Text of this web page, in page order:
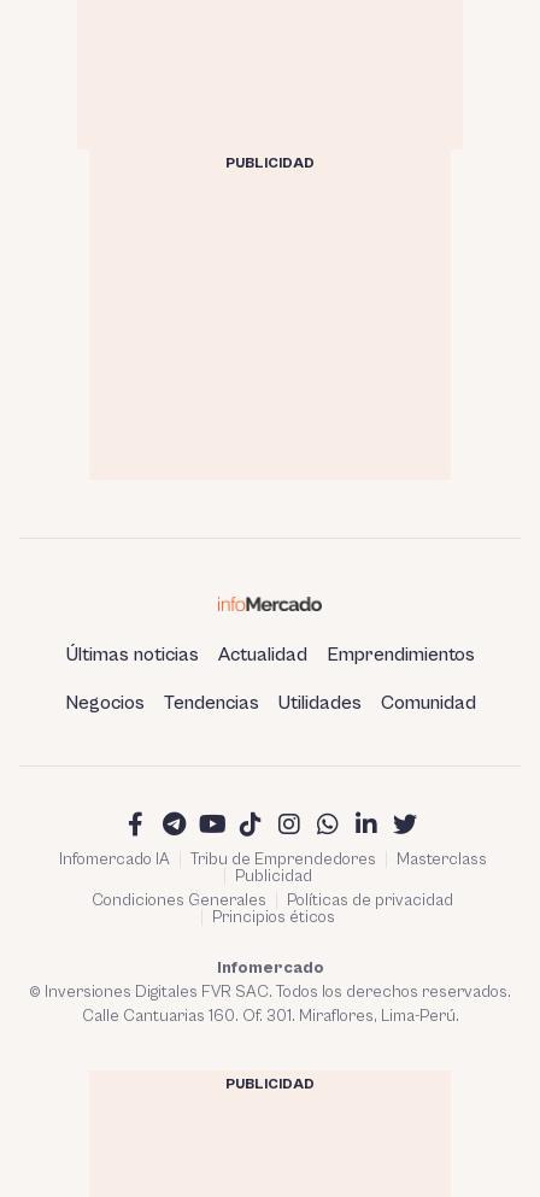
PUBLICIDAD
Últimas noticias Actualidad Emprendimientos
Negocios Tendencias Utilidades Comunidad
Infomercado IA Tribu de Emprendedores
Masterclass
Publicidad
Condiciones Generales
Políticas de privacidad
Principios éticos
Infomercado
© Inversiones Digitales FVR SAC. Todos los derechos reservados.
Calle Cantuarias 160. Of. 301. Miraflores, Lima-Perú.
PUBLICIDAD